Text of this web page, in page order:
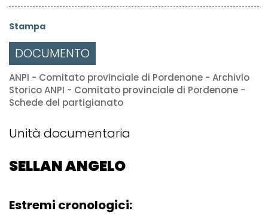
Stampa
DOCUMENTO
ANPI - Comitato provinciale di Pordenone - Archivio
Storico ANPI - Comitato provinciale di Pordenone -
Schede del partigianato
Unità documentaria
SELLAN ANGELO
Estremi cronologici: